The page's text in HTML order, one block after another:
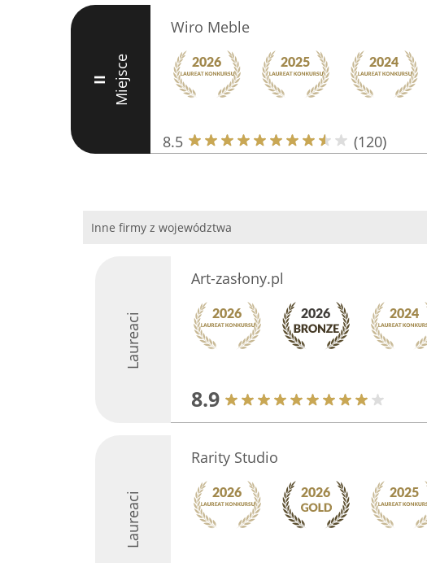
II Miejsce
Wiro Meble
8.5 (120)
Inne firmy z województwa
Laureaci
Art-zasłony.pl
8.9
Laureaci
Rarity Studio